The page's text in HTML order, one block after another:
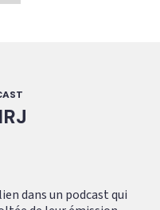
dans un podcast qui